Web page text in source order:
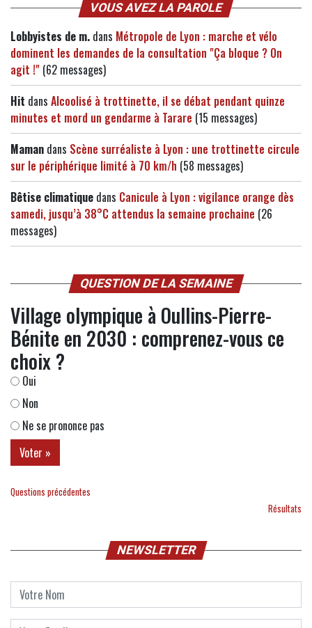
VOUS AVEZ LA PAROLE
Lobbyistes de m. dans Métropole de Lyon : marche et vélo
dominent les demandes de la consultation "Ça bloque ? On
agit !" (62 messages)
Hit dans Alcoolisé à trottinette, il se débat pendant quinze
minutes et mord un gendarme à Tarare (15 messages)
Maman dans Scène surréaliste à Lyon : une trottinette circule
sur le périphérique limité à 70 km/h (58 messages)
Bêtise climatique dans Canicule à Lyon : vigilance orange dès
samedi, jusqu’à 38°C attendus la semaine prochaine (26
messages)
QUESTION DE LA SEMAINE
Village olympique à Oullins-Pierre-
Bénite en 2030 : comprenez-vous ce
choix ?
Oui
Non
Ne se prononce pas
Questions précédentes
Résultats
NEWSLETTER